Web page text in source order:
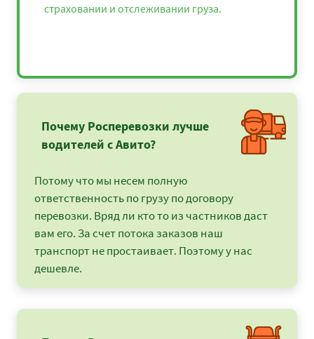
страховании и отслеживании груза.
Почему Росперевозки лучше
водителей с Авито?
Потому что мы несем полную
ответственность по грузу по договору
перевозки. Вряд ли кто то из частников даст
вам его. За счет потока заказов наш
транспорт не простаивает. Поэтому у нас
дешевле.